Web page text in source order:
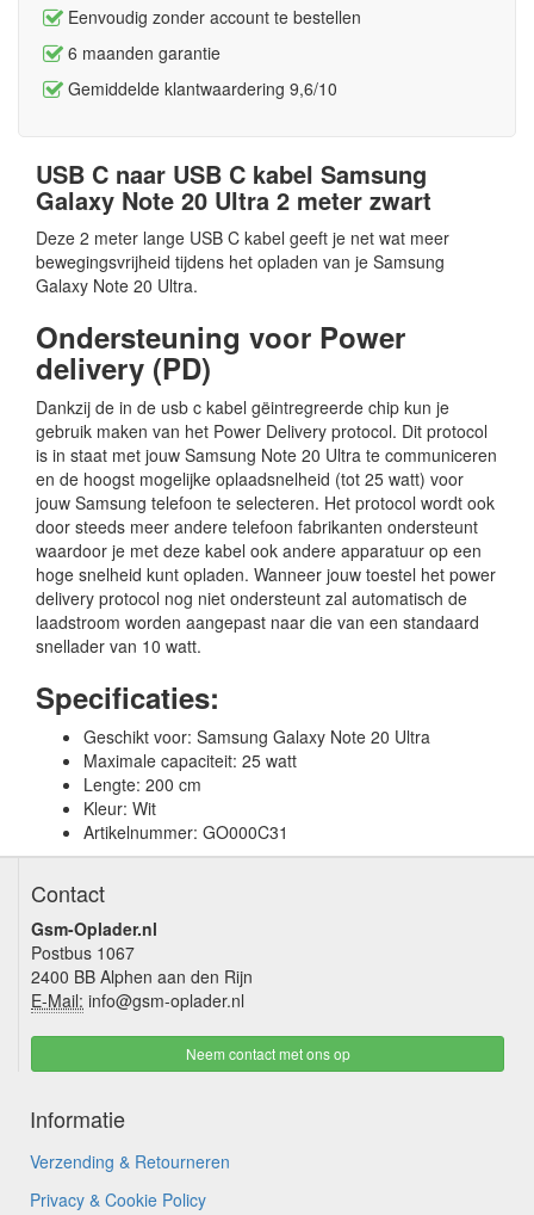
Eenvoudig zonder account te bestellen
6 maanden garantie
Gemiddelde klantwaardering 9,6/10
USB C naar USB C kabel Samsung
Galaxy Note 20 Ultra 2 meter zwart
Deze 2 meter lange USB C kabel geeft je net wat meer
bewegingsvrijheid tijdens het opladen van je Samsung
Galaxy Note 20 Ultra.
Ondersteuning voor Power
delivery (PD)
Dankzij de in de usb c kabel gëintregreerde chip kun je
gebruik maken van het Power Delivery protocol. Dit protocol
is in staat met jouw Samsung Note 20 Ultra te communiceren
en de hoogst mogelijke oplaadsnelheid (tot 25 watt) voor
jouw Samsung telefoon te selecteren. Het protocol wordt ook
door steeds meer andere telefoon fabrikanten ondersteunt
waardoor je met deze kabel ook andere apparatuur op een
hoge snelheid kunt opladen. Wanneer jouw toestel het power
delivery protocol nog niet ondersteunt zal automatisch de
laadstroom worden aangepast naar die van een standaard
snellader van 10 watt.
Specificaties:
Geschikt voor: Samsung Galaxy Note 20 Ultra
Maximale capaciteit: 25 watt
Lengte: 200 cm
Kleur: Wit
Artikelnummer: GO000C31
Contact
Gsm-Oplader.nl
Postbus 1067
2400 BB Alphen aan den Rijn
E-Mail: info@gsm-oplader.nl
Neem contact met ons op
Informatie
Verzending & Retourneren
Privacy & Cookie Policy